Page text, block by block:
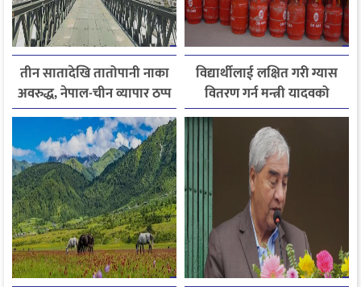
तीन सातादेखि तातोपानी नाका
अवरुद्ध, नेपाल-चीन व्यापार ठप्प
विद्यार्थीलाई लक्षित गरी ग्यास
वितरण गर्न मन्त्री यादवको
निर्देशन